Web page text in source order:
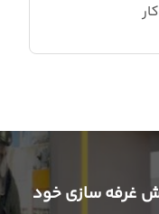
غرفه سازی خود